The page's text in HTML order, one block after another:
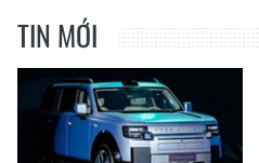
TIN MỚI